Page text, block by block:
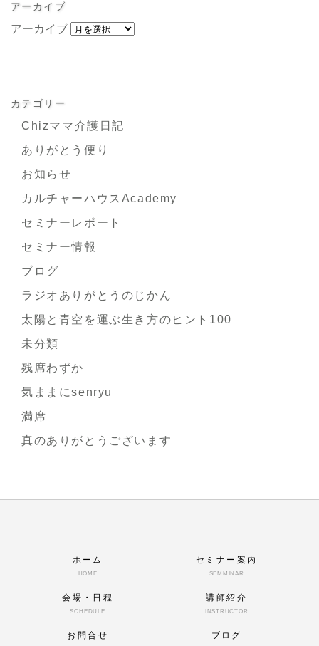
アーカイブ
アーカイブ
カテゴリー
Chizママ介護日記
ありがとう便り
お知らせ
カルチャーハウスAcademy
セミナーレポート
セミナー情報
ブログ
ラジオありがとうのじかん
太陽と青空を運ぶ生き方のヒント100
未分類
残席わずか
気ままにsenryu
満席
真のありがとうございます
ホーム
HOME
セミナー案内
SEMMINAR
会場・日程
SCHEDULE
講師紹介
INSTRUCTOR
お問合せ ブログ